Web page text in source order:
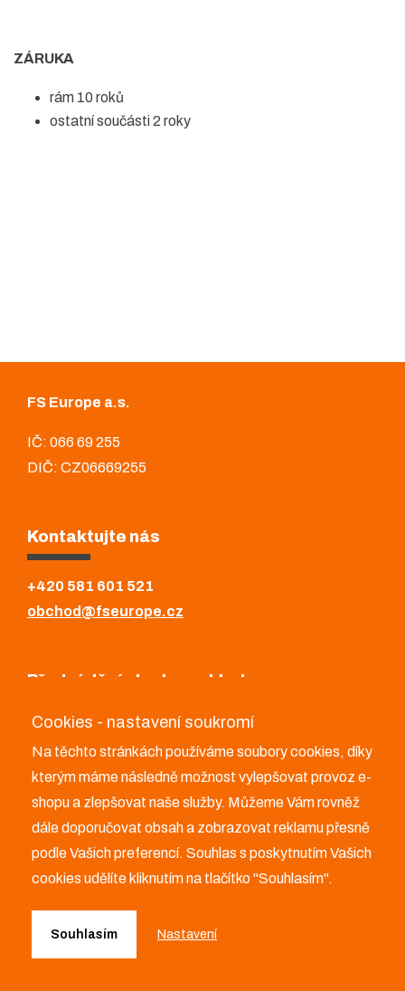
ZÁRUKA
rám 10 roků
ostatní součásti 2 roky
FS Europe a.s.
IČ: 066 69 255
DIČ: CZ06669255
Kontaktujte nás
+420 581 601 521
obchod@fseurope.cz
Předváděcí plocha a sklad
FS Europe a.s.
Bělotín 347
753 64 Bělotín
+420 581 601 521
obchod@fseurope.cz
Cookies - nastavení soukromí
Na těchto stránkách používáme soubory cookies, díky
kterým máme následně možnost vylepšovat provoz e-
shopu a zlepšovat naše služby. Můžeme Vám rovněž
dále doporučovat obsah a zobrazovat reklamu přesně
podle Vašich preferencí. Souhlas s poskytnutím Vašich
cookies udělíte kliknutím na tlačítko "Souhlasím".
Souhlasím Nastavení